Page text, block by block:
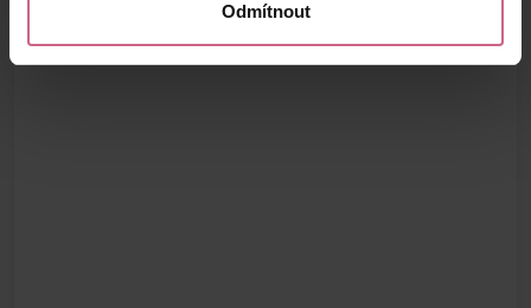
Odmítnout